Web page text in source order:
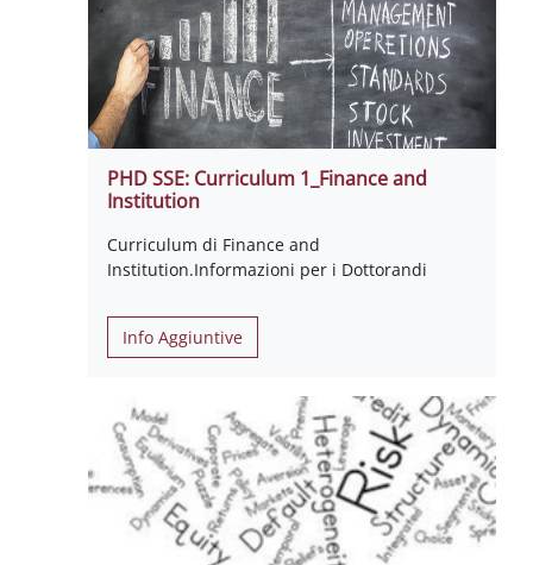
PHD SSE: Curriculum 1_Finance and
Institution
Curriculum di Finance and
Institution.Informazioni per i Dottorandi
Info Aggiuntive